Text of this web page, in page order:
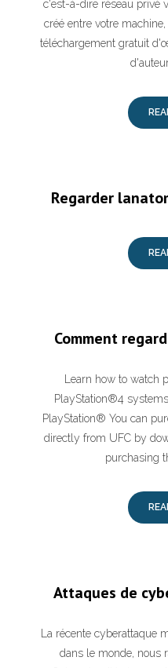
c'est-à-dire réseau privé
créé entre votre
téléchargement gratuit
Regarder
Comment
Learn how to watch
PlayStation®4
PlayStation® You can
directly from UFC by
purchasing
Attaques de
La récente cyberattaque
dans le monde, nous